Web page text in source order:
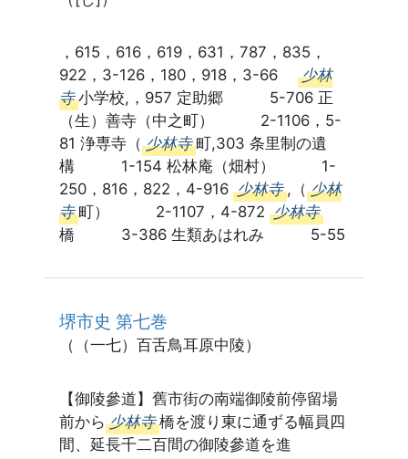
，615，616，619，631，787，835，
922，3-126，180，918，3-66 少林
寺 小学校,，957 定助郷 5-706 正
（生）善寺（中之町） 2-1106，5-
81 浄専寺（ 少林寺 町,303 条里制の遺
構 1-154 松林庵（畑村） 1-
250，816，822，4-916 少林寺 ,（ 少林
寺 町） 2-1107，4-872 少林寺
橋 3-386 生類あはれみ 5-55
堺市史 第七巻
（（一七）百舌鳥耳原中陵）
【御陵參道】舊市街の南端御陵前停留場
前から 少林寺 橋を渡り東に通ずる幅員四
間、延長千二百間の御陵參道を進